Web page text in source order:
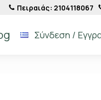
Πειραιάς: 2104118067
Σύνδεση /